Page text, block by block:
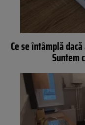
Ce se întâmplă
Suntem